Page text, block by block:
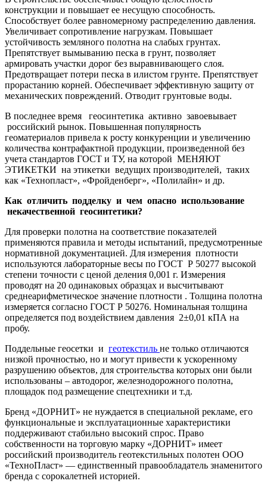
конструкции и повышает ее несущую способность.
Способствует более равномерному распределению давления.
Увеличивает сопротивление нагрузкам. Повышает
устойчивость земляного полотна на слабых грунтах.
Препятствует вымыванию песка в грунт, позволяет
армировать участки дорог без выравнивающего слоя.
Предотвращает потери песка в илистом грунте. Препятствует
прорастанию корней. Обеспечивает эффективную защиту от
механических повреждений. Отводит грунтовые воды.
В последнее время геосинтетика активно завоевывает
российский рынок. Повышенная популярность
геоматериалов привела к росту конкуренции и увеличению
количества контрафактной продукции, произведенной без
учета стандартов ГОСТ и ТУ, на которой МЕНЯЮТ
ЭТИКЕТКИ на этикетки ведущих производителей, таких
как «Технопласт», «Фройденберг», «Полилайн» и др.
Как отличить подделку и чем опасно использование
некачественной геосинтетики?
Для проверки полотна на соответствие показателей
применяются правила и методы испытаний, предусмотренные
нормативной документацией. Для измерения плотности
используются лабораторные весы по ГОСТ Р 50277 высокой
степени точности с ценой деления 0,001 г. Измерения
проводят на 20 одинаковых образцах и высчитывают
среднеарифметическое значение плотности . Толщина полотна
измеряется согласно ГОСТ Р 50276. Номинальная толщина
определяется под воздействием давления 2±0,01 кПА на
пробу.
Поддельные геосетки и геотекстиль не только отличаются
низкой прочностью, но и могут привести к ускоренному
разрушению объектов, для строительства которых они были
использованы – автодорог, железнодорожного полотна,
площадок под размещение спецтехники и т.д.
Бренд «ДОРНИТ» не нуждается в специальной рекламе, его
функциональные и эксплуатационные характеристики
поддерживают стабильно высокий спрос. Право
собственности на торговую марку «ДОРНИТ» имеет
российский производитель геотекстильных полотен ООО
«ТехноПласт» — единственный правообладатель знаменитого
бренда с сорокалетней историей.